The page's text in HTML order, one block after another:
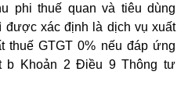
phi thuế quan và tiêu dùng
được xác định là dịch vụ xuất
thuế GTGT 0% nếu đáp ứng
b Khoản 2 Điều 9 Thông tư